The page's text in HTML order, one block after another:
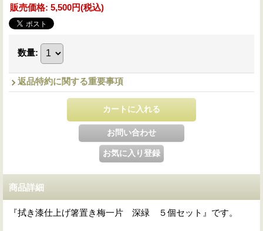
販売価格: 5,500円(税込)
数量:
返品特約に関する重要事項
商品詳細
『拭き漆仕上げ箸置き梅一片 深緑 ５個セット』です。